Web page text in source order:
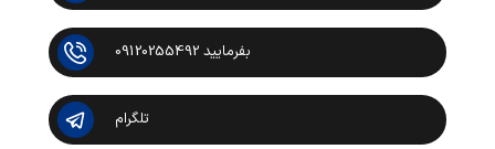
بفرمایید 09120255492
تلگرام